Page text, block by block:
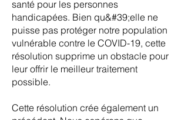
santé pour les personnes
handicapées. Bien qu&#39;elle ne
puisse pas protéger notre population
vulnérable contre le COVID-19, cette
résolution supprime un obstacle pour
leur offrir le meilleur traitement
possible.
Cette résolution crée également un